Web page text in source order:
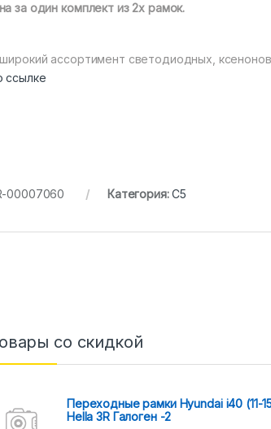
за один комплект из 2х рамок.
ассортимент светодиодных,
ссылке
00007060 Категория:C5
со скидкой
Переходные рамки Hyundai i40 (11-
Hella 3R Галоген -2